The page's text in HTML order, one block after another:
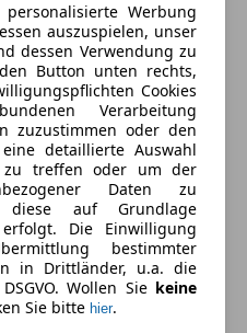
Werbung
auszuspielen, unser
dessen Verwendung zu
Button unten rechts,
Cookies
Verarbeitung
zuzustimmen oder den
detaillierte Auswahl
zu treffen oder um der
Daten zu
diese auf Grundlage
Die Einwilligung
bestimmter
in Drittländer, u.a. die
Wollen Sie keine
Sie bitte hier.